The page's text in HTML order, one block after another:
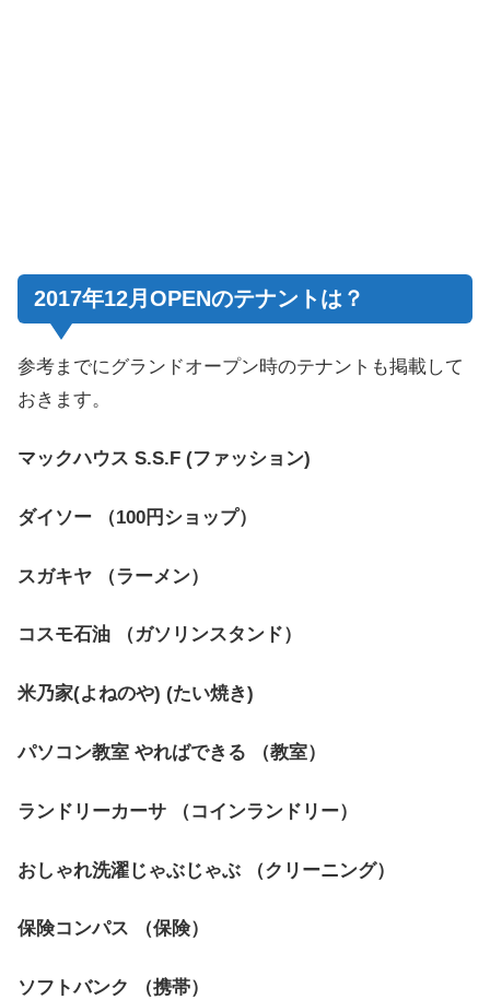
2017年12月OPENのテナントは？
参考までにグランドオープン時のテナントも掲載して
おきます。
マックハウス S.S.F (ファッション)
ダイソー （100円ショップ）
スガキヤ （ラーメン）
コスモ石油 （ガソリンスタンド）
米乃家(よねのや) (たい焼き)
パソコン教室 やればできる （教室）
ランドリーカーサ （コインランドリー）
おしゃれ洗濯じゃぶじゃぶ （クリーニング）
保険コンパス （保険）
ソフトバンク （携帯）